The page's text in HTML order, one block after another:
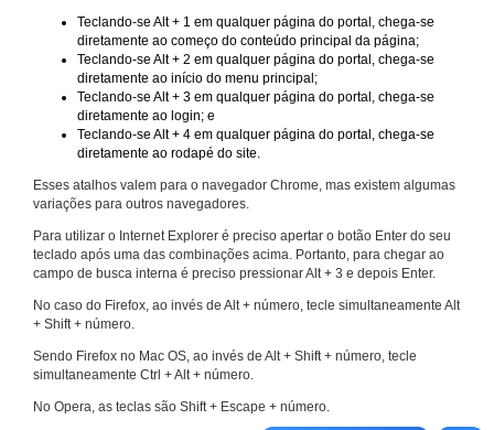
Teclando-se Alt + 1 em qualquer página do portal, chega-se
diretamente ao começo do conteúdo principal da página;
Teclando-se Alt + 2 em qualquer página do portal, chega-se
diretamente ao início do menu principal;
Teclando-se Alt + 3 em qualquer página do portal, chega-se
diretamente ao login; e
Teclando-se Alt + 4 em qualquer página do portal, chega-se
diretamente ao rodapé do site.
Esses atalhos valem para o navegador Chrome, mas existem algumas
variações para outros navegadores.
Para utilizar o Internet Explorer é preciso apertar o botão Enter do seu
teclado após uma das combinações acima. Portanto, para chegar ao
campo de busca interna é preciso pressionar Alt + 3 e depois Enter.
No caso do Firefox, ao invés de Alt + número, tecle simultaneamente Alt
+ Shift + número.
Sendo Firefox no Mac OS, ao invés de Alt + Shift + número, tecle
simultaneamente Ctrl + Alt + número.
No Opera, as teclas são Shift + Escape + número.